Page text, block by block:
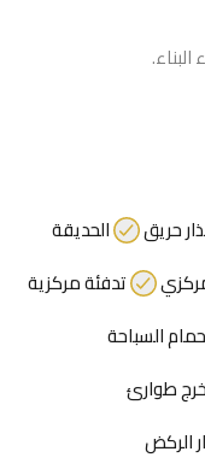
حريق
الحديقة
تدفئة مركزية
حمام السباحة
طوارئ
الركض